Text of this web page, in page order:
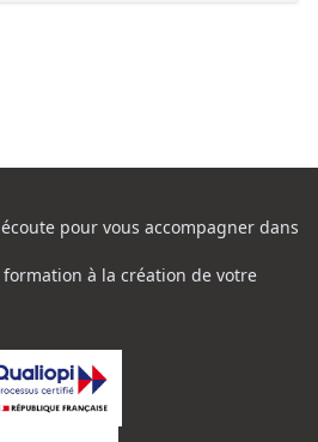
pour vous accompagner dans
à la création de votre